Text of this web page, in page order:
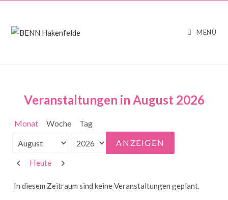
MENÜ
Veranstaltungen in August 2026
Monat Woche Tag
Monat
Jahr
Zurück
Heute Weiter
In diesem Zeitraum sind keine Veranstaltungen geplant.